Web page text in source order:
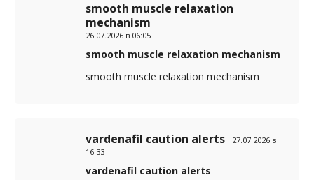
smooth muscle relaxation
mechanism
26.07.2026 в 06:05
smooth muscle relaxation mechanism
smooth muscle relaxation mechanism
vardenafil caution alerts
27.07.2026 в
16:33
vardenafil caution alerts